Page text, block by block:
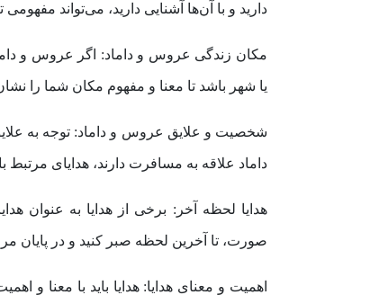
دارید و با آن‌ها آشنایی دارید، می‌تواند مفهومی
مکان زندگی عروس و داماد: اگر عروس و
یا شهر باشد تا معنا و مفهوم‌ مکان شما را
شخصیت و علایق عروس و داماد: توجه به
داماد علاقه به مسافرت دارند، هدایای مرتبط
هدایا لحظه آخر: برخی از هدایا به عنوان
صورت، تا آخرین لحظه صبر کنید و در پایان
اهمیت و معنای هدایا: هدایا باید با معنا و